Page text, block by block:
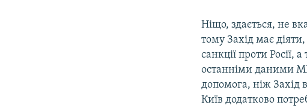
Ніщо, здається, не
тому Захід має
санкції проти Росії,
останніми даними
допомога, ніж Захід
Київ додатково